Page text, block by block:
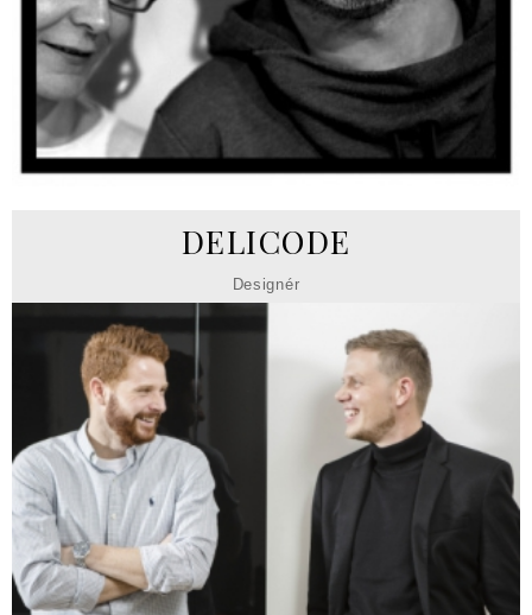
DELICODE
Designér